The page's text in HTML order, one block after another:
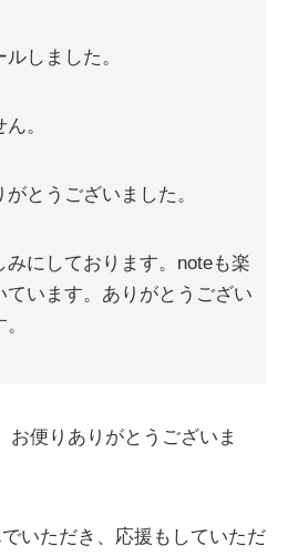
しました。
。
とうございました。
みにしております。noteも楽
ています。ありがとうござい
お便りありがとうございま
いただき、応援もしていただ